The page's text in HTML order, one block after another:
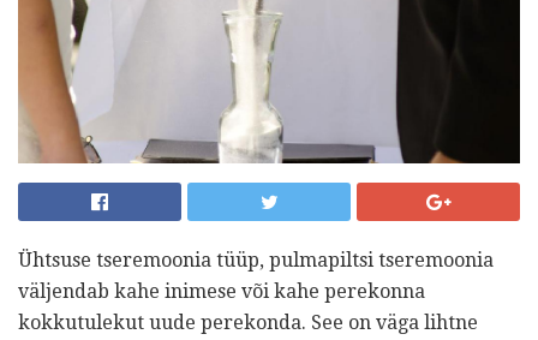
Ühtsuse tseremoonia tüüp, pulmapiltsi tseremoonia
väljendab kahe inimese või kahe perekonna
kokkutulekut uude perekonda. See on väga lihtne